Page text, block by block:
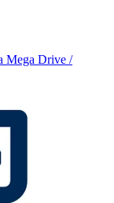
Mega Drive /